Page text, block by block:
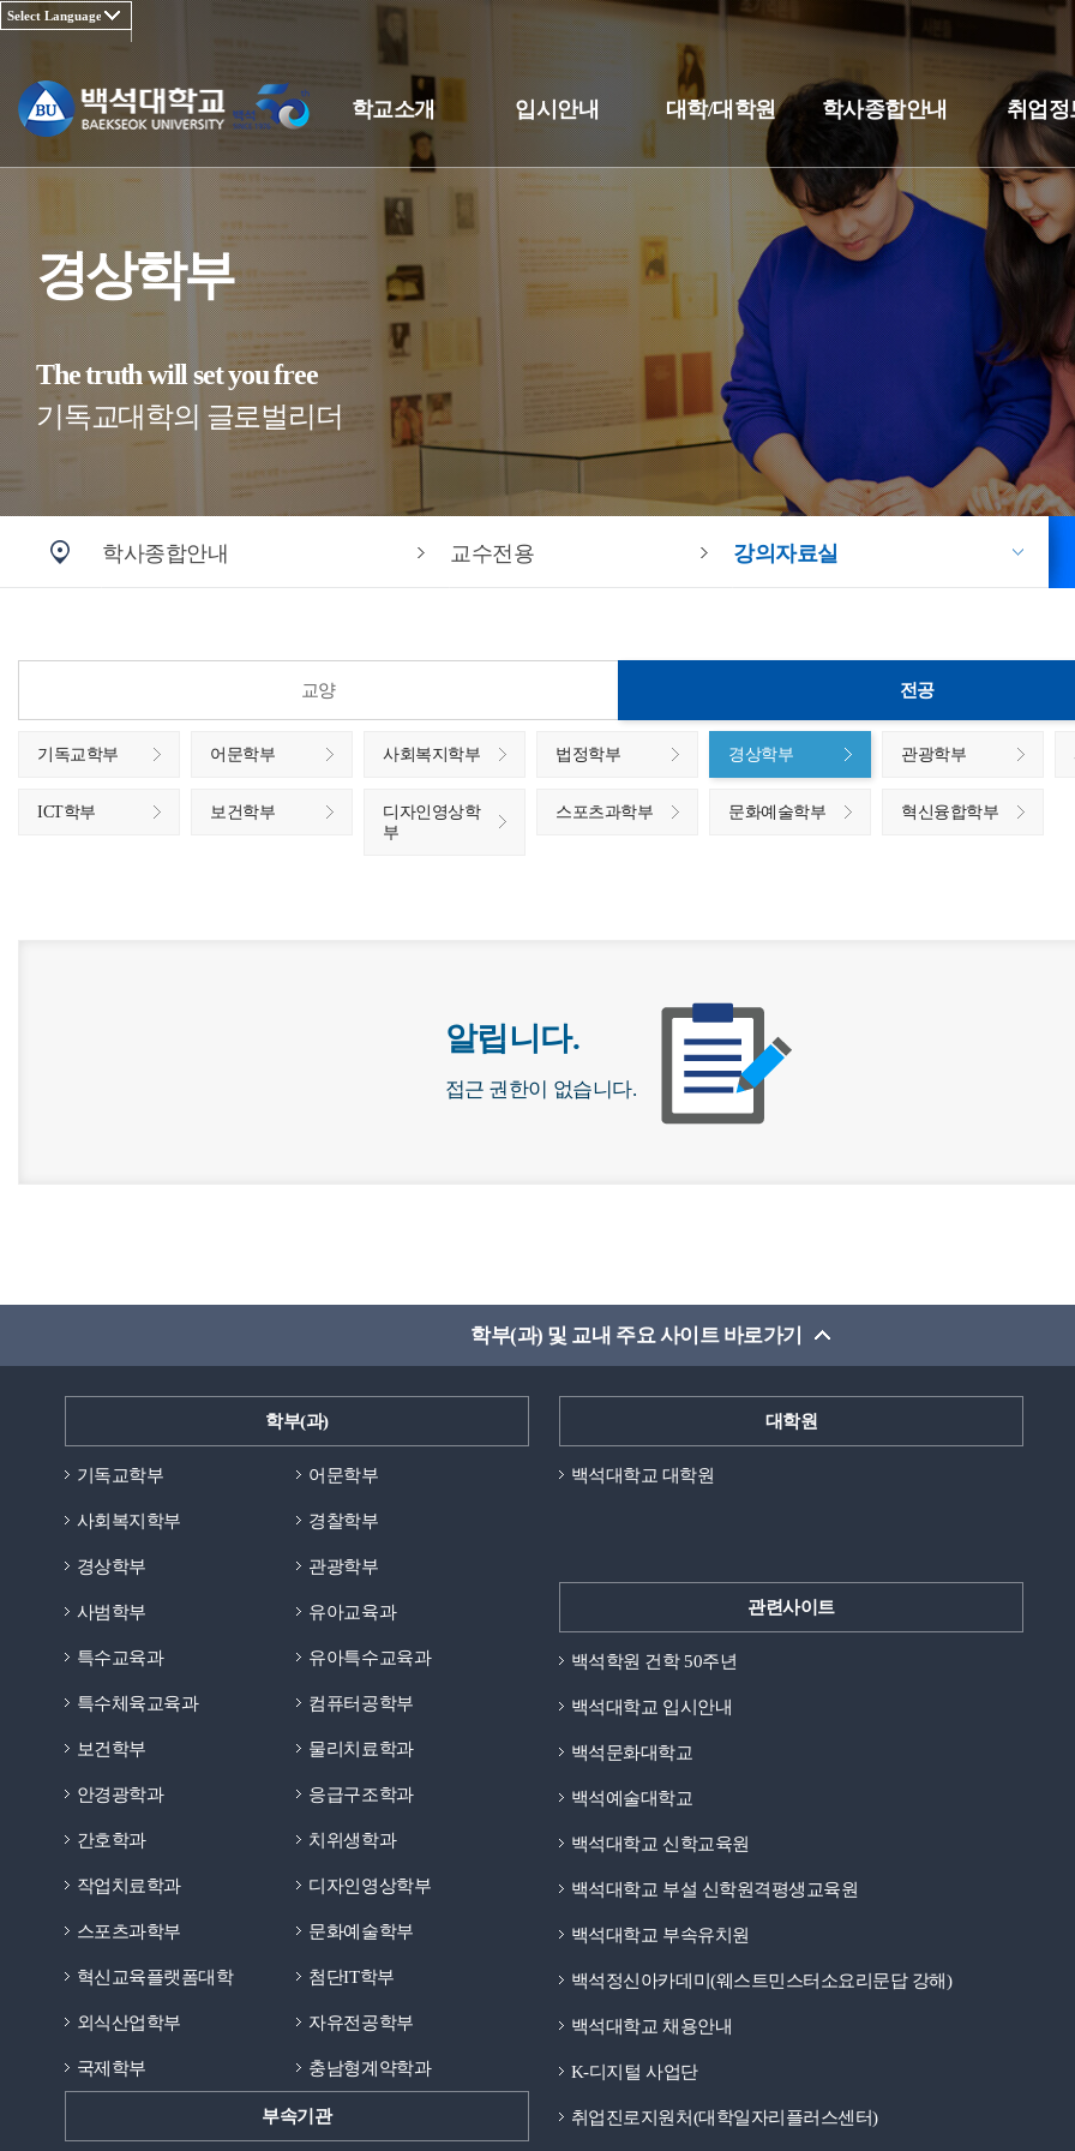
학교소개 입시안내 대학/대학원 학사종합안내 취업정
경상학부
The truth will set you free
기독교대학의 글로벌리더
학사종합안내 교수전용 강의자료실
교양 전공
기독교학부 어문학부 사회복지학부 법정학부 경상학부 관광학부
ICT학부 보건학부
디자인영상학
부
스포츠과학부 문화예술학부 혁신융합학부
알립니다.
접근 권한이 없습니다.
학부(과) 및 교내 주요 사이트 바로가기
학부(과)
기독교학부 어문학부
사회복지학부 경찰학부
경상학부 관광학부
사범학부 유아교육과
특수교육과 유아특수교육과
특수체육교육과 컴퓨터공학부
보건학부 물리치료학과
안경광학과 응급구조학과
간호학과 치위생학과
작업치료학과 디자인영상학부
스포츠과학부 문화예술학부
혁신교육플랫폼대학 첨단IT학부
외식산업학부 자유전공학부
국제학부 충남형계약학과
대학원
백석대학교 대학원
관련사이트
백석학원 건학 50주년
백석대학교 입시안내
백석문화대학교
백석예술대학교
백석대학교 신학교육원
백석대학교 부설 신학원격평생교육원
백석대학교 부속유치원
백석정신아카데미(웨스트민스터소요리문답 강해)
백석대학교 채용안내
K-디지털 사업단
취업진로지원처(대학일자리플러스센터)
부속기관